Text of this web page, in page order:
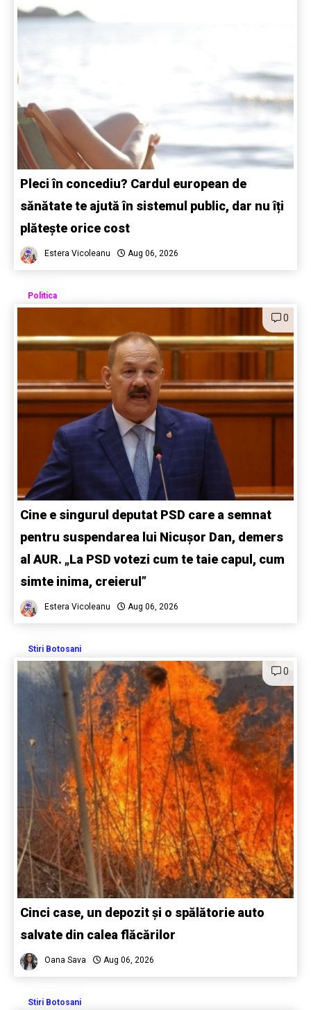
Pleci în concediu? Cardul european de
sănătate te ajută în sistemul public, dar nu îți
plătește orice cost
Estera Vicoleanu Aug 06, 2026
Politica
0
Cine e singurul deputat PSD care a semnat
pentru suspendarea lui Nicușor Dan, demers
al AUR. „La PSD votezi cum te taie capul, cum
simte inima, creierul”
Estera Vicoleanu Aug 06, 2026
Stiri Botosani
0
Cinci case, un depozit și o spălătorie auto
salvate din calea flăcărilor
Oana Sava Aug 06, 2026
Stiri Botosani